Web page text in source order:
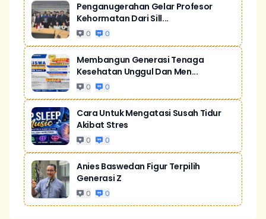
Penganugerahan Gelar Profesor
Kehormatan Dari Sill...
0 0
Membangun Generasi Tenaga
Kesehatan Unggul Dan Men...
0 0
Cara Untuk Mengatasi Susah Tidur
Akibat Stres
0 0
Anies Baswedan Figur Terpilih
Generasi Z
0 0